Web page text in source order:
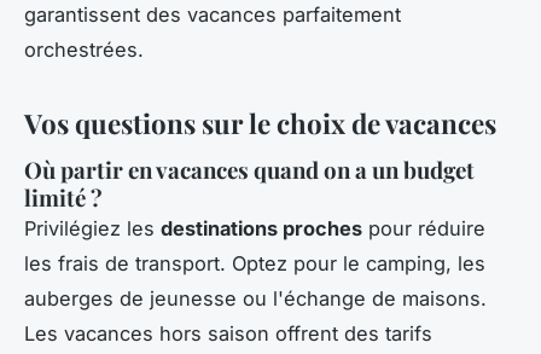
garantissent des vacances parfaitement
orchestrées.
Vos questions sur le choix de vacances
Où partir en vacances quand on a un budget
limité ?
Privilégiez les destinations proches pour réduire
les frais de transport. Optez pour le camping, les
auberges de jeunesse ou l'échange de maisons.
Les vacances hors saison offrent des tarifs